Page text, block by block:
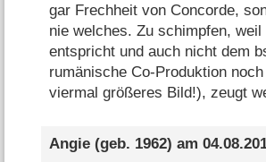
gar Frechheit von Concorde,
nie welches. Zu schimpfen,
entspricht und auch nicht dem
rumänische Co-Produktion
viermal größeres Bild!), zeugt
Angie(geb. 1962) am